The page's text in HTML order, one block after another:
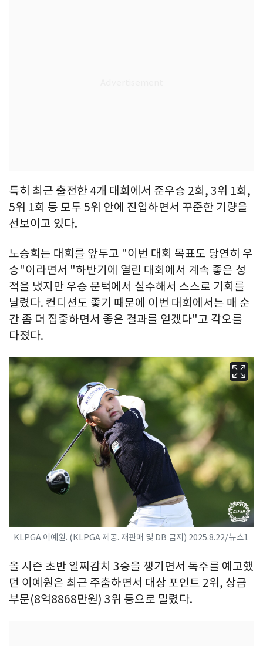
특히 최근 출전한 4개 대회에서 준우승 2회, 3위 1회,
5위 1회 등 모두 5위 안에 진입하면서 꾸준한 기량을
선보이고 있다.
노승희는 대회를 앞두고 "이번 대회 목표도 당연히 우
승"이라면서 "하반기에 열린 대회에서 계속 좋은 성
적을 냈지만 우승 문턱에서 실수해서 스스로 기회를
날렸다. 컨디션도 좋기 때문에 이번 대회에서는 매 순
간 좀 더 집중하면서 좋은 결과를 얻겠다"고 각오를
다졌다.
KLPGA 이예원. (KLPGA 제공. 재판매 및 DB 금지) 2025.8.22/뉴스1
올 시즌 초반 일찌감치 3승을 챙기면서 독주를 예고했
던 이예원은 최근 주춤하면서 대상 포인트 2위, 상금
부문(8억8868만원) 3위 등으로 밀렸다.